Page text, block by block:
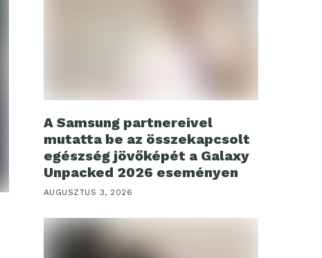
A Samsung partnereivel
mutatta be az összekapcsolt
egészség jövőképét a Galaxy
Unpacked 2026 eseményen
AUGUSZTUS 3, 2026